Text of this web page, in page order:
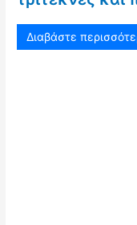
Διαβάστε